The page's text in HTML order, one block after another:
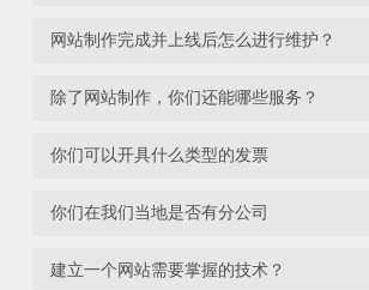
网站制作完成并上线后怎么进行维护？
除了网站制作，你们还能哪些服务？
你们可以开具什么类型的发票
你们在我们当地是否有分公司
建立一个网站需要掌握的技术？